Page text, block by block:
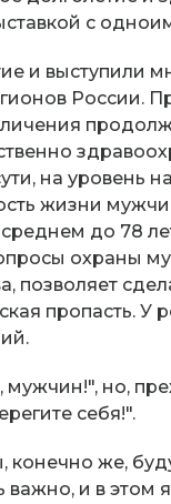
с
и выступили
России.
на уровень
жизни
до 78
охраны
позволяет
пропасть. У
мужчин!", но,
себя!".
конечно же,
и в этом